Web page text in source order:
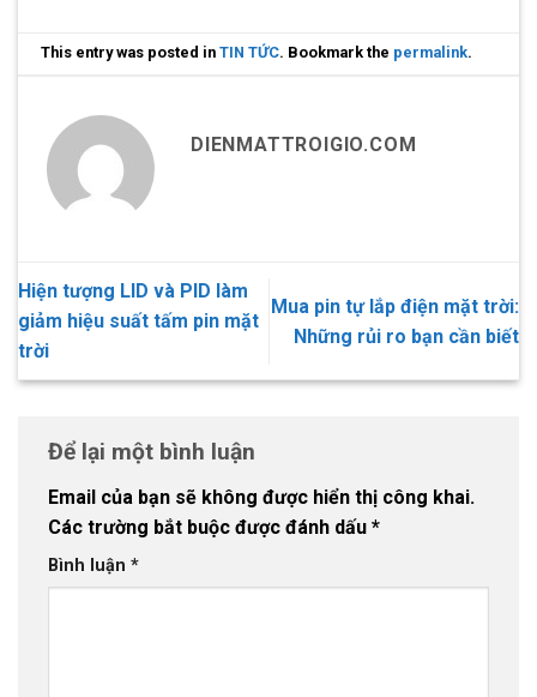
This entry was posted inTIN TỨC. Bookmark the permalink.
DIENMATTROIGIO.COM
Hiện tượng LID và PID làm
giảm hiệu suất tấm pin mặt
trời
Mua pin tự lắp điện mặt trời:
Những rủi ro bạn cần biết
Để lại một bình luận
Email của bạn sẽ không được hiển thị công khai.
Các trường bắt buộc được đánh dấu *
Bình luận *